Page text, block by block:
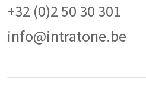
+32 (0)2 50 30 301
info@intratone.be